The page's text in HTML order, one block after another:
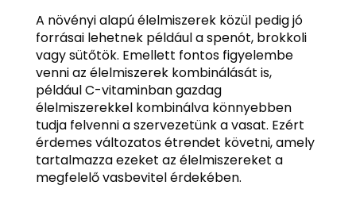
A növényi alapú élelmiszerek közül pedig jó
forrásai lehetnek például a spenót, brokkoli
vagy sütőtök. Emellett fontos figyelembe
venni az élelmiszerek kombinálását is,
például C-vitaminban gazdag
élelmiszerekkel kombinálva könnyebben
tudja felvenni a szervezetünk a vasat. Ezért
érdemes változatos étrendet követni, amely
tartalmazza ezeket az élelmiszereket a
megfelelő vasbevitel érdekében.